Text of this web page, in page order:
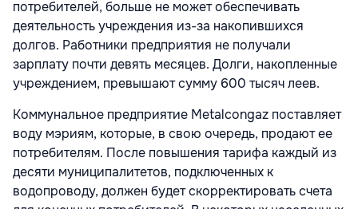
потребителей, больше не может обеспечивать
деятельность учреждения из-за накопившихся
долгов. Работники предприятия не получали
зарплату почти девять месяцев. Долги, накопленные
учреждением, превышают сумму 600 тысяч леев.
Коммунальное предприятие Metalcongaz поставляет
воду мэриям, которые, в свою очередь, продают ее
потребителям. После повышения тарифа каждый из
десяти муниципалитетов, подключенных к
водопроводу, должен будет скорректировать счета